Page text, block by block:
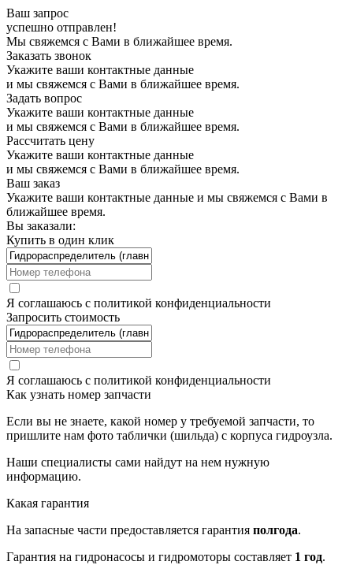
Ваш запрос
успешно отправлен!
Мы свяжемся с Вами в ближайшее время.
Заказать звонок
Укажите ваши контактные данные
и мы свяжемся с Вами в ближайшее время.
Задать вопрос
Укажите ваши контактные данные
и мы свяжемся с Вами в ближайшее время.
Рассчитать цену
Укажите ваши контактные данные
и мы свяжемся с Вами в ближайшее время.
Ваш заказ
Укажите ваши контактные данные и мы свяжемся с Вами в
ближайшее время.
Вы заказали:
Купить в один клик
Я соглашаюсь с политикой конфиденциальности
Запросить стоимость
Я соглашаюсь с политикой конфиденциальности
Как узнать номер запчасти
Если вы не знаете, какой номер у требуемой запчасти, то
пришлите нам фото таблички (шильда) с корпуса гидроузла.
Наши специалисты сами найдут на нем нужную
информацию.
Какая гарантия
На запасные части предоставляется гарантия полгода.
Гарантия на гидронасосы и гидромоторы составляет 1 год.